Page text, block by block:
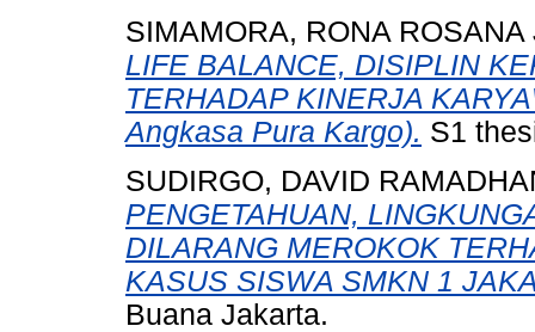
SIMAMORA, RONA ROSANA
LIFE BALANCE, DISIPLIN
TERHADAP KINERJA
Angkasa Pura Kargo). S1
SUDIRGO, DAVID
PENGETAHUAN,
DILARANG MEROKOK
KASUS SISWA SMKN 1
Buana Jakarta.